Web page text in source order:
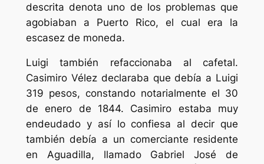
descrita denota uno de los problemas que
agobiaban a Puerto Rico, el cual era la
escasez de moneda.
Luigi también refaccionaba al cafetal.
Casimiro Vélez declaraba que debía a Luigi
319 pesos, constando notarialmente el 30
de enero de 1844. Casimiro estaba muy
endeudado y así lo confiesa al decir que
también debía a un comerciante residente
en Aguadilla, llamado Gabriel José de